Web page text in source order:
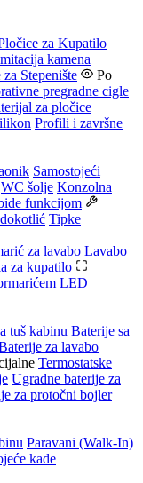
za Kupatilo
kamena
Stepenište
Po
pregradne cigle
za pločice
Profili i završne
Samostojeći
WC šolje Konzolna
funkcijom
Tipke
za lavabo Lavabo
za kupatilo
LED
tuš kabinu Baterije sa
za lavabo
Termostatske
Ugradne baterije za
za protočni bojler
Paravani (Walk-In)
kade